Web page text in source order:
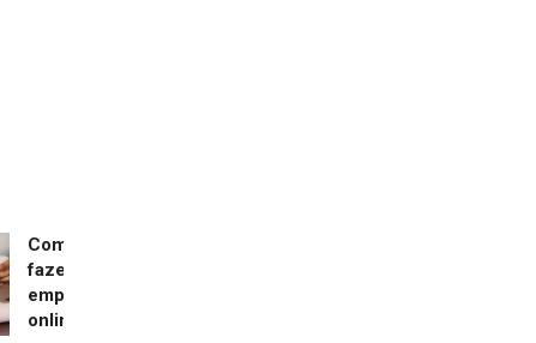
Como
fazer
empréstimo
online?